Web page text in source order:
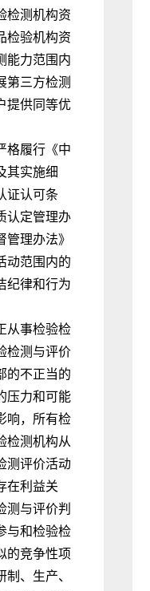
检测机构资
检验机构资
能力范围内
第三方检测
提供同等优
格履行《中
其实施细
证认可条
认定管理办
理办法》
动范围内的
纪律和行为
从事检验检
检测与评价
的不正当的
压力和可能
响，所有检
检测机构从
测评价活动
在利益关
测与评价判
与和检验检
的竞争性项
制、生产、